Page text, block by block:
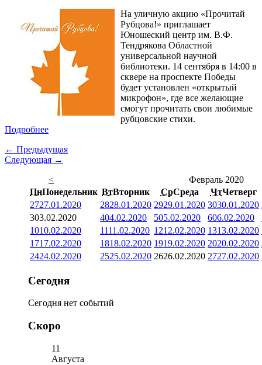
На уличную акцию «Прочитай
Рубцова!» приглашает
Юношеский центр им. В.Ф.
Тендрякова Областной
универсальной научной
библиотеки. 14 сентября в 14:00 в
сквере на проспекте Победы
будет установлен «открытый
микрофон», где все желающие
смогут прочитать свои любимые
рубцовские стихи.
Подробнее
← Предыдущая
Следующая →
<
Февраль 2020
ПнПонедельник ВтВторник СрСреда ЧтЧетверг
2727.01.2020 2828.01.2020 2929.01.2020 3030.01.2020
303.02.2020 404.02.2020 505.02.2020 606.02.2020
1010.02.2020 1111.02.2020 1212.02.2020 1313.02.2020
1717.02.2020 1818.02.2020 1919.02.2020 2020.02.2020
2424.02.2020 2525.02.2020 2626.02.2020 2727.02.2020
Сегодня
Сегодня нет событий
Скоро
11
Августа